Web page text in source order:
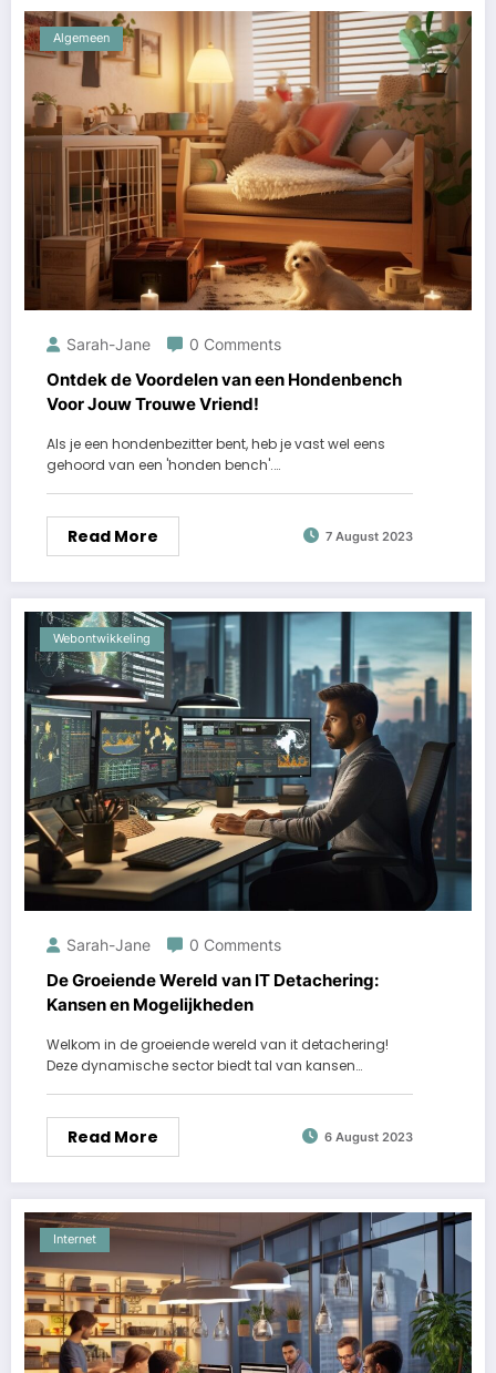
Algemeen
Sarah-Jane 0 Comments
Ontdek de Voordelen van een Hondenbench
Voor Jouw Trouwe Vriend!
Als je een hondenbezitter bent, heb je vast wel eens
gehoord van een 'honden bench'.…
Read More 7 August 2023
Webontwikkeling
Sarah-Jane 0 Comments
De Groeiende Wereld van IT Detachering:
Kansen en Mogelijkheden
Welkom in de groeiende wereld van it detachering!
Deze dynamische sector biedt tal van kansen…
Read More 6 August 2023
Internet